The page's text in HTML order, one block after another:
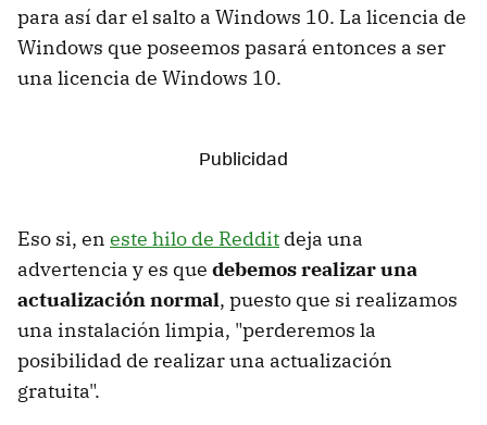
para así dar el salto a Windows 10. La licencia de
Windows que poseemos pasará entonces a ser
una licencia de Windows 10.
Eso si, en este hilo de Reddit deja una
advertencia y es que debemos realizar una
actualización normal, puesto que si realizamos
una instalación limpia, "perderemos la
posibilidad de realizar una actualización
gratuita".